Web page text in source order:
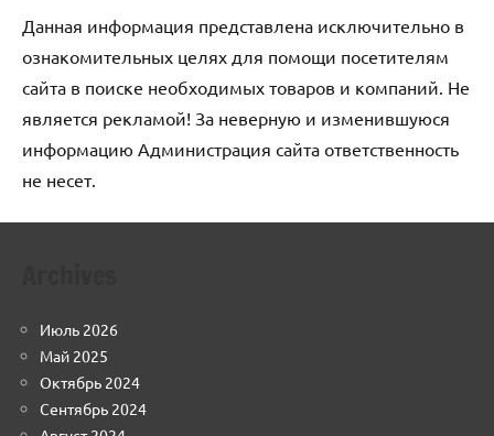
Данная информация представлена исключительно в
ознакомительных целях для помощи посетителям
сайта в поиске необходимых товаров и компаний. Не
является рекламой! За неверную и изменившуюся
информацию Администрация сайта ответственность
не несет.
Июль 2026
Май 2025
Октябрь 2024
Сентябрь 2024